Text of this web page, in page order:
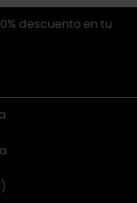
descuento en tu